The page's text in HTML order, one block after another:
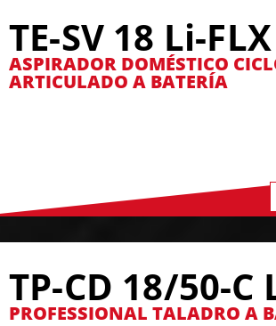
TE-SV 18 Li-FLX
ASPIRADOR DOMÉSTICO
ARTICULADO A BATERÍA
TP-CD 18/50-C
PROFESSIONAL TALADRO A